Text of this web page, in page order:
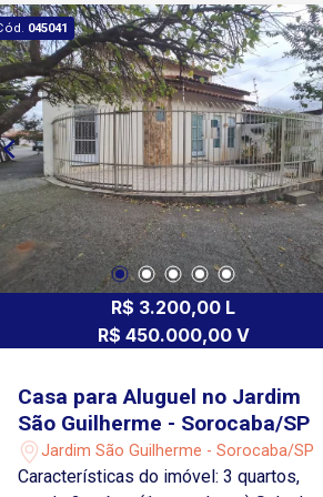
Terminal Santo Antônio e região central
3 minutos da Avenida Dom Aguirre e
Avenida São Paulo garantindo
mobilidade para as zonas norte leste e
industrial Região com grande fluxo de
pedestres e veículos ampla oferta de
comércios bancos farmácias
restaurantes linhas de ônibus e fácil
estacionamento na proximidade
045041
R$ 3.200,00 L
R$ 450.000,00 V
Casa para Aluguel no Jardim
São Guilherme - Sorocaba/SP
Jardim São Guilherme - Sorocaba/SP
Características do imóvel: 3 quartos,